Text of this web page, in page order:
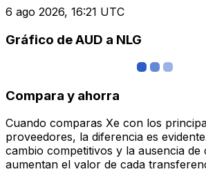
6 ago 2026, 16:21 UTC
Gráfico de AUD a NLG
Compara y ahorra
Cuando comparas Xe con los
proveedores, la diferencia es
cambio competitivos y la ausencia de
aumentan el valor de cada